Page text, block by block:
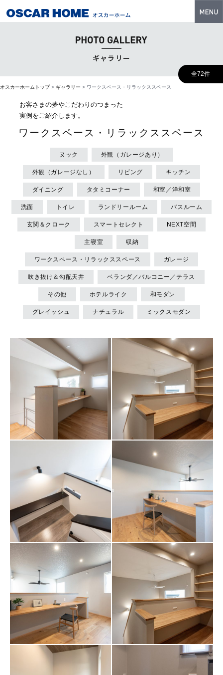
特長
イベント・モデルハウス
建築実例
フォトギャラリー
販売中の物件
スマートセレクト
土地情報
オンライン相談会
ギャラリー
オスカーホームトップ> ギャラリー > ワークスペース・リラックススペース
お客さまの夢やこだわりのつまった
実例をご紹介します。
ワークスペース・リラックススペース
ヌック 外観（ガレージあり）
外観（ガレージなし） リビング キッチン
ダイニング タタミコーナー 和室／洋和室
洗面 トイレ ランドリールーム バスルーム
玄関＆クローク スマートセレクト NEXT空間
主寝室 収納
ワークスペース・リラックススペース ガレージ
吹き抜け＆勾配天井 ベランダ／バルコニー／テラス
その他 ホテルライク 和モダン
グレイッシュ ナチュラル ミックスモダン
全72件